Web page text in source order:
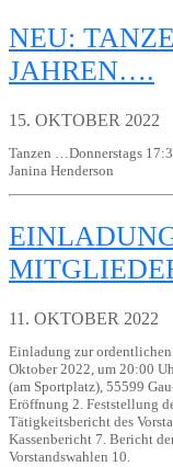
NEU:
JAHREN….
15. OKTOBER 2022
Tanzen …Donnerstags
Janina Henderson
11. OKTOBER 2022
Einladung zur
Oktober 2022, um 20:00
(am Sportplatz), 55599
Eröffnung 2. Feststellung
Tätigkeitsbericht des
Kassenbericht 7. Bericht
Vorstandswahlen 10.